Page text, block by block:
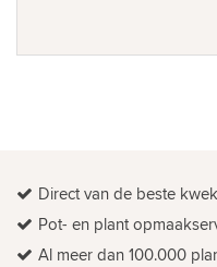
Direct van de beste
Pot- en plant
Al meer dan 100.000